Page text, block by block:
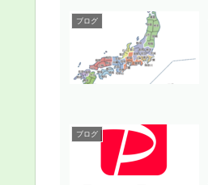
ブログ
ブログ